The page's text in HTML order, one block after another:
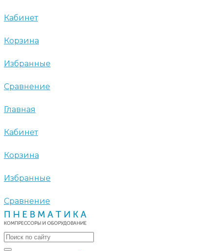
Кабинет
Корзина
Избранные
Сравнение
Главная
Кабинет
Корзина
Избранные
Сравнение